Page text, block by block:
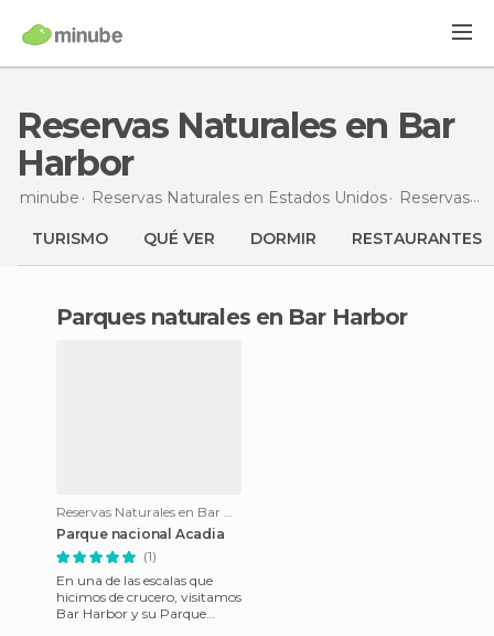
Reservas Naturales en Bar
Harbor
minube Reservas Naturales en Estados Unidos Reservas Naturales en
TURISMO QUÉ VER DORMIR RESTAURANTES
Parques naturales en Bar Harbor
Reservas Naturales en Bar Harbor
Parque nacional Acadia
(1)
En una de las escalas que
hicimos de crucero, visitamos
Bar Harbor y su Parque